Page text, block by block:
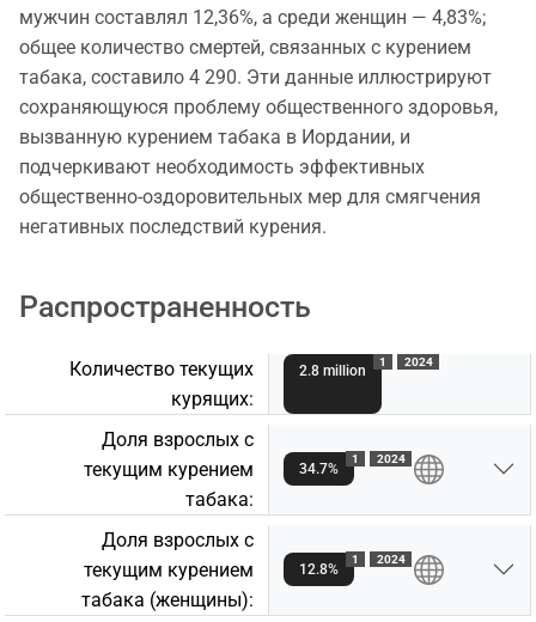
мужчин составлял 12,36%, а среди женщин — 4,83%;
общее количество смертей, связанных с курением
табака, составило 4 290. Эти данные иллюстрируют
сохраняющуюся проблему общественного здоровья,
вызванную курением табака в Иордании, и
подчеркивают необходимость эффективных
общественно-оздоровительных мер для смягчения
негативных последствий курения.
Распространенность
Количество текущих
курящих:
2.8 million
1 2024
Доля взрослых с
текущим курением
табакa:
34.7%
1 2024
Доля взрослых с
текущим курением
табакa (женщины):
12.8%
1 2024